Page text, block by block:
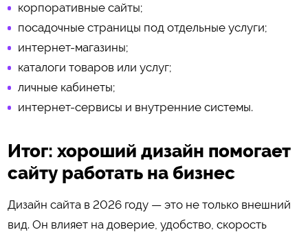
корпоративные сайты;
посадочные страницы под отдельные услуги;
интернет-магазины;
каталоги товаров или услуг;
личные кабинеты;
интернет-сервисы и внутренние системы.
Итог: хороший дизайн помогает
сайту работать на бизнес
Дизайн сайта в 2026 году — это не только внешний
вид. Он влияет на доверие, удобство, скорость